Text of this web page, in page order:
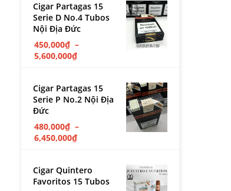
Cigar Partagas 15
Serie D No.4 Tubos
Nội Địa Đức
450,000₫ –
5,600,000₫
Cigar Partagas 15
Serie P No.2 Nội Địa
Đức
480,000₫ –
6,450,000₫
Cigar Quintero
Favoritos 15 Tubos